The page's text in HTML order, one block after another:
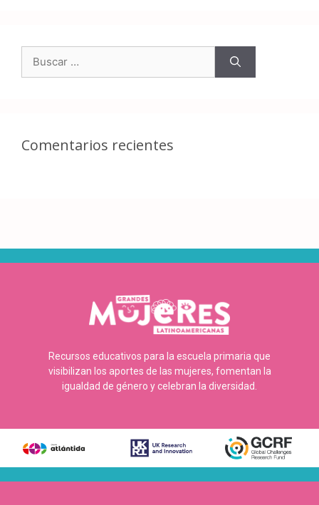
Comentarios recientes
Recursos educativos para la escuela primaria que
visibilizan los aportes de las mujeres, fomentan la
igualdad de género y celebran la diversidad.